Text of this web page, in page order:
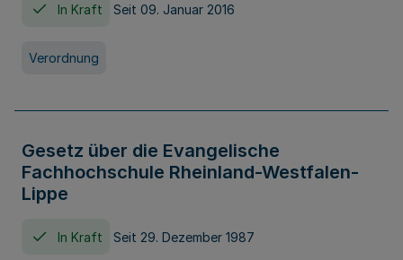
In Kraft Seit 09. Januar 2016
Verordnung
Gesetz über die Evangelische
Fachhochschule Rheinland-Westfalen-
Lippe
In Kraft Seit 29. Dezember 1987